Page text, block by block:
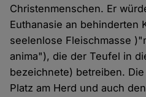
Christenmenschen. Er
Euthanasie an behinderten
seelenlose Fleischmasse
anima"), die der Teufel in
bezeichnete) betreiben.
Platz am Herd und auch